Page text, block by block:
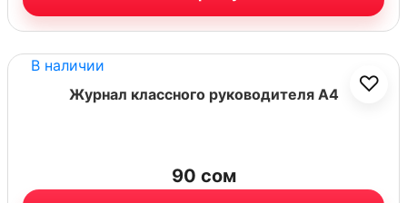
В наличии
♡
Журнал классного руководителя А4
90 сом